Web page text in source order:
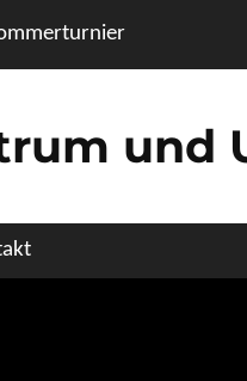
und